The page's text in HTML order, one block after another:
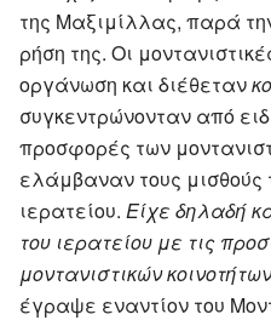
της Μαξιμίλλας, παρά
ρήση της. Οι
οργάνωση και διέθεταν
συγκεντρώνονταν από
προσφορές των
ελάμβαναν τους μισθούς
ιερατείου. Είχε δηλαδή
του ιερατείου με τις
μοντανιστικών κοινοτήτων
έγραψε εναντίον του